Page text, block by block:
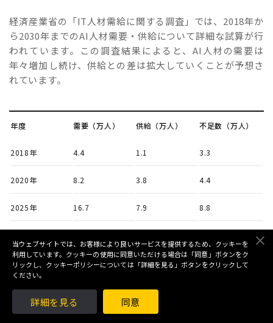
当ウェブサイトでは、お客様により良いサービスを提供するため、クッキーを
利用しています。クッキーの使用に同意いただける場合は「同意」ボタンをク
リックし、クッキーポリシーについては「詳細を見る」ボタンをクリックして
ください。
詳細を見る 同意
経済産業省の「IT人材需給に関する調査」では、2018年か
ら2030年までのAI人材需要・供給について詳細な試算が行
われています。この調査結果によると、AI人材の需要は
年々増加し続け、供給との差は拡大していくことが予想さ
れています。
年度 需要（万人） 供給（万人） 不足数（万人）
2018年 4.4 1.1 3.3
2020年 8.2 3.8 4.4
2025年 16.7 7.9 8.8
これらの数字から、AIエンジニアの需要は2030年まで継続
的に成長し、特に2025年以降は需要と供給のギャップが大
幅に拡大することが予想されます。この傾向は、AIエンジ